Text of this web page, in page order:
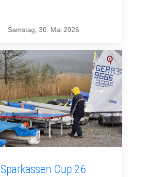
Samstag, 30. Mai 2026
Sparkassen Cup 26